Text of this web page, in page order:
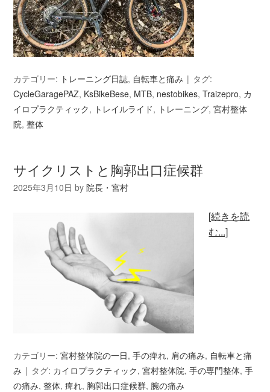
カテゴリー: トレーニング日誌, 自転車と痛み
タグ:
CycleGaragePAZ, KsBikeBese, MTB, nestobikes,Traizepro, カ
イロプラクティック, トレイルライド, トレーニング,宮村整体
院,整体
サイクリストと胸郭出口症候群
2025年3月10日 by院長・宮村
[続きを読
む...]
カテゴリー:宮村整体院の一日,手の痺れ, 肩の痛み, 自転車と痛
み
タグ: カイロプラクティック,宮村整体院,手の専門整体,手
の痛み,整体,痺れ, 胸郭出口症候群, 腕の痛み